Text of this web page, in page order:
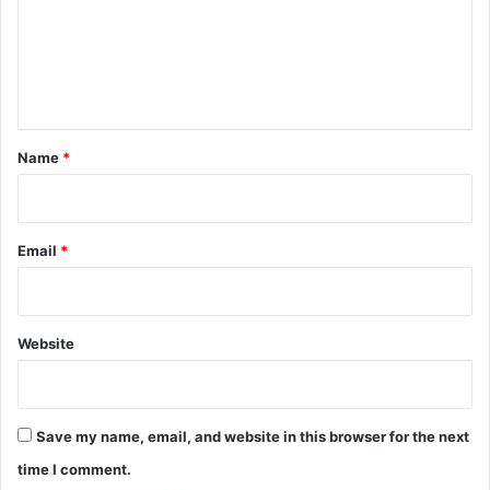
*
Name *
Email *
Website
Save my name, email, and website in this browser for the next
time I comment.